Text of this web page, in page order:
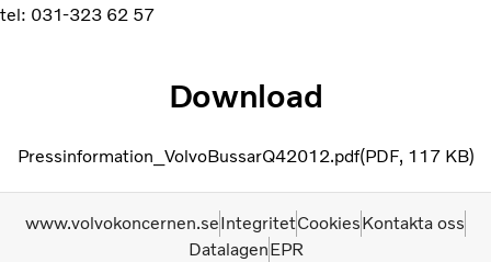
tel: 031-323 62 57
Download
Pressinformation_VolvoBussarQ42012.pdf PDF 117 KB
www.volvokoncernen.seIntegritetCookiesKontakta oss
DatalagenEPR